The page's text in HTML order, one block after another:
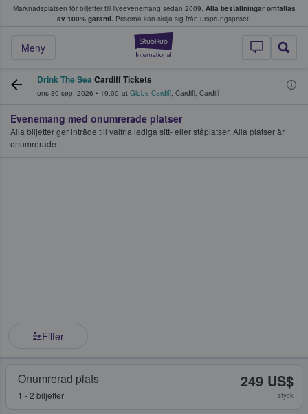
Marknadsplatsen för biljetter till liveevenemang sedan 2009. Alla beställningar omfattas
av 100% garanti. Priserna kan skilja sig från ursprungspriset.
StubHub – där
Meny
köper och säljer biljetter.
Drink The Sea Cardiff Tickets
ons 30 sep. 2026 • 19:00 at Globe Cardiff, Cardiff, Cardiff
Evenemang med onumrerade platser
Alla biljetter ger inträde till valfria lediga sitt- eller ståplatser. Alla platser är
onumrerade.
Filter
Onumrerad plats
1 - 2 biljetter
249 US$
styck